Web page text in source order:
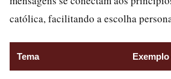
católica, facilitando a escolha
Tema